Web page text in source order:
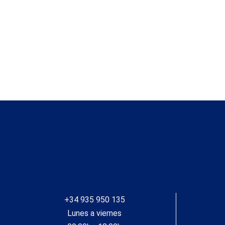
+34 935 950 135
Lunes a viernes